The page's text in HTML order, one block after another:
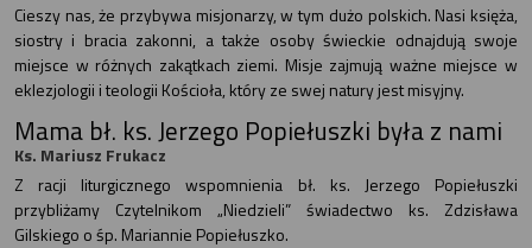
Cieszy nas, że przybywa misjonarzy, w tym dużo polskich. Nasi księża,
siostry i bracia zakonni, a także osoby świeckie odnajdują swoje
miejsce w różnych zakątkach ziemi. Misje zajmują ważne miejsce w
eklezjologii i teologii Kościoła, który ze swej natury jest misyjny.
Mama bł. ks. Jerzego Popiełuszki była z nami
Ks. Mariusz Frukacz
Z racji liturgicznego wspomnienia bł. ks. Jerzego Popiełuszki
przybliżamy Czytelnikom „Niedzieli” świadectwo ks. Zdzisława
Gilskiego o śp. Mariannie Popiełuszko.